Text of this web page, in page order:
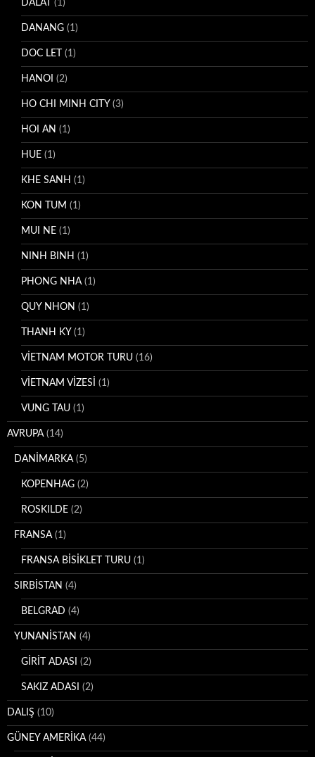
DALAT (1)
DANANG (1)
DOC LET (1)
HANOI (2)
HO CHI MINH CITY (3)
HOI AN (1)
HUE (1)
KHE SANH (1)
KON TUM (1)
MUI NE (1)
NINH BINH (1)
PHONG NHA(1)
QUY NHON (1)
THANH KY (1)
VİETNAM MOTOR TURU (16)
VİETNAM VİZESİ (1)
VUNG TAU (1)
AVRUPA(14)
DANİMARKA(5)
KOPENHAG (2)
ROSKILDE (2)
FRANSA(1)
FRANSA BİSİKLET TURU (1)
SIRBİSTAN (4)
BELGRAD (4)
YUNANİSTAN (4)
GİRİT ADASI (2)
SAKIZ ADASI (2)
DALIŞ (10)
GÜNEY AMERİKA(44)